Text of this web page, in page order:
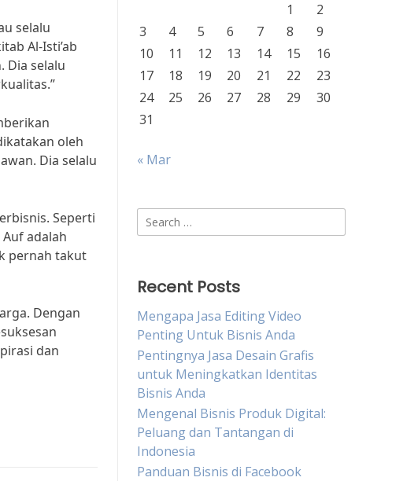
selalu
Al-Isti’ab
Dia selalu
oleh
Dia selalu
Seperti
adalah
pernah takut
Dengan
dan
1
2
3
4 5 6 7 8
9
10
11 12 13 14 15
16
17
18 19 20 21 22
23
24
25 26 27 28 29
30
31
« Mar
Search
for:
Recent Posts
Mengapa Jasa Editing Video
Penting Untuk Bisnis Anda
Pentingnya Jasa Desain Grafis
untuk Meningkatkan Identitas
Bisnis Anda
Mengenal Bisnis Produk Digital:
Peluang dan Tantangan di
Indonesia
Panduan Bisnis di Facebook